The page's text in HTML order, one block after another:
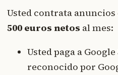
Usted contrata
500 euros netos al mes:
Usted paga a Google
reconocido por